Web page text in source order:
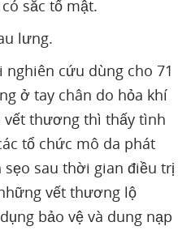
sắc tố mật.
lưng.
cứu dùng cho 71
ở tay chân do hỏa khí
vết thương thì thấy tình
tổ chức mô da phát
sau thời gian điều trị
vết thương lộ
bảo vệ và dung nạp